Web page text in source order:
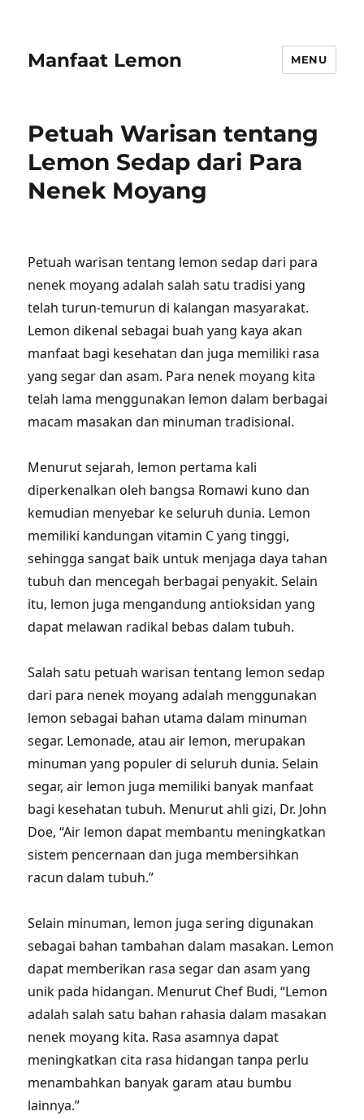
Manfaat Lemon MENU
Petuah Warisan tentang
Lemon Sedap dari Para
Nenek Moyang
Petuah warisan tentang lemon sedap dari para
nenek moyang adalah salah satu tradisi yang
telah turun-temurun di kalangan masyarakat.
Lemon dikenal sebagai buah yang kaya akan
manfaat bagi kesehatan dan juga memiliki rasa
yang segar dan asam. Para nenek moyang kita
telah lama menggunakan lemon dalam berbagai
macam masakan dan minuman tradisional.
Menurut sejarah, lemon pertama kali
diperkenalkan oleh bangsa Romawi kuno dan
kemudian menyebar ke seluruh dunia. Lemon
memiliki kandungan vitamin C yang tinggi,
sehingga sangat baik untuk menjaga daya tahan
tubuh dan mencegah berbagai penyakit. Selain
itu, lemon juga mengandung antioksidan yang
dapat melawan radikal bebas dalam tubuh.
Salah satu petuah warisan tentang lemon sedap
dari para nenek moyang adalah menggunakan
lemon sebagai bahan utama dalam minuman
segar. Lemonade, atau air lemon, merupakan
minuman yang populer di seluruh dunia. Selain
segar, air lemon juga memiliki banyak manfaat
bagi kesehatan tubuh. Menurut ahli gizi, Dr. John
Doe, “Air lemon dapat membantu meningkatkan
sistem pencernaan dan juga membersihkan
racun dalam tubuh.”
Selain minuman, lemon juga sering digunakan
sebagai bahan tambahan dalam masakan. Lemon
dapat memberikan rasa segar dan asam yang
unik pada hidangan. Menurut Chef Budi, “Lemon
adalah salah satu bahan rahasia dalam masakan
nenek moyang kita. Rasa asamnya dapat
meningkatkan cita rasa hidangan tanpa perlu
menambahkan banyak garam atau bumbu
lainnya.”